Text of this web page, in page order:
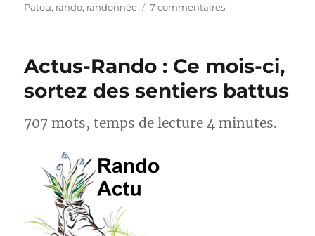
le
Patou, rando, randonnée 7 commentairessur
carte
pour
savoir
se
Actus-Rando : Ce mois-ci,
sortez des sentiers battus
707 mots, temps de lecture 4 minutes.